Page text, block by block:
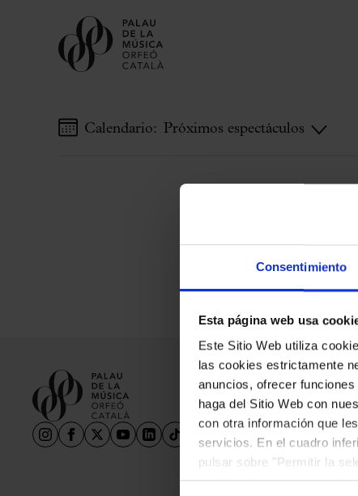
Consentimiento
Esta página web usa
Este Sitio Web utiliza
las cookies estrictamente
anuncios, ofrecer
haga del Sitio Web con
con otra información que
servicios. En el cuadro
pulsar sobre "Permitir la
podrá deshabilitar o
Actividades complementarias
Temporada 2026-2027
Todas la temporadas
Aula Palau
Descuentos y promociones
Programas de mano
Condiciones y normativa
Calendario: Próximos espectáculos